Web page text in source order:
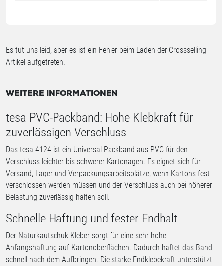
Es tut uns leid, aber es ist ein Fehler beim Laden der Crossselling
Artikel aufgetreten.
WEITERE INFORMATIONEN
tesa PVC-Packband: Hohe Klebkraft für
zuverlässigen Verschluss
Das tesa 4124 ist ein Universal-Packband aus PVC für den
Verschluss leichter bis schwerer Kartonagen. Es eignet sich für
Versand, Lager und Verpackungsarbeitsplätze, wenn Kartons fest
verschlossen werden müssen und der Verschluss auch bei höherer
Belastung zuverlässig halten soll.
Schnelle Haftung und fester Endhalt
Der Naturkautschuk-Kleber sorgt für eine sehr hohe
Anfangshaftung auf Kartonoberflächen. Dadurch haftet das Band
schnell nach dem Aufbringen. Die starke Endklebekraft unterstützt